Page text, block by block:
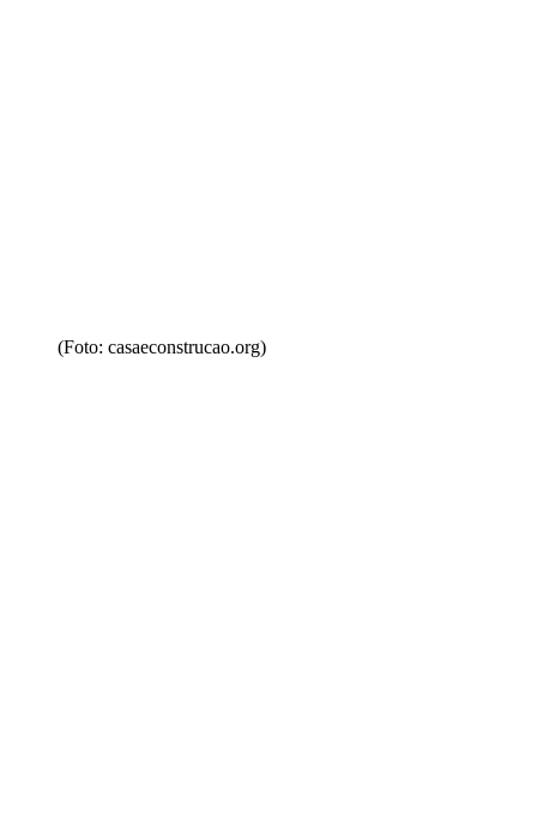
(Foto: casaeconstrucao.org)